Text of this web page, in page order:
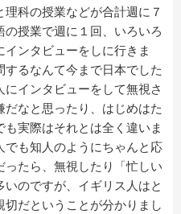
科の授業などが合計週に７
授業で週に１回、いろいろ
ンタビューをしに行きま
るなんて今まで日本でした
インタビューをして無視さ
なと思ったり、はじめはた
も実際はそれとは全く違いま
でも知人のようにちゃんと応
たら、無視したり「忙しい
のですが、イギリス人はと
だということが分かりまし